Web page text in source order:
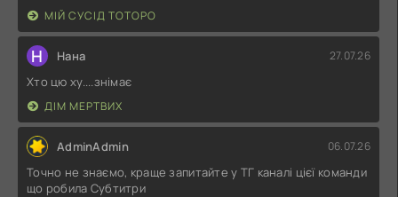
МІЙ СУСІД ТОТОРО
Н Нана 27.07.26
Хто цю ху....знімає
ДІМ МЕРТВИХ
AdminAdmin 06.07.26
Точно не знаємо, краще запитайте у ТГ каналі цієї команди
що робила Субтитри